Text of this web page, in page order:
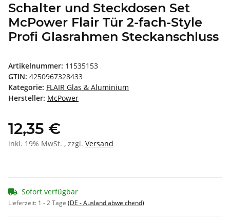
Schalter und Steckdosen Set
McPower Flair Tür 2-fach-Style
Profi Glasrahmen Steckanschluss
Artikelnummer: 11535153
GTIN: 4250967328433
Kategorie: FLAIR Glas & Aluminium
Hersteller: McPower
12,35 €
inkl. 19% MwSt. , zzgl. Versand
Sofort verfügbar
Lieferzeit: 1 - 2 Tage (DE - Ausland abweichend)